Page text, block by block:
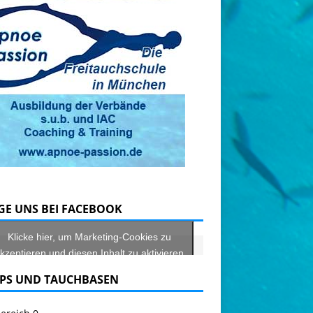
UNS BEI FACEBOOK
Klicke hier, um Marketing-Cookies zu
und diesen Inhalt zu aktivieren
UND TAUCHBASEN